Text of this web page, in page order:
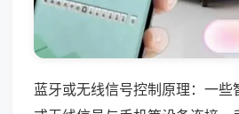
蓝牙或无线信号控制原理：一些